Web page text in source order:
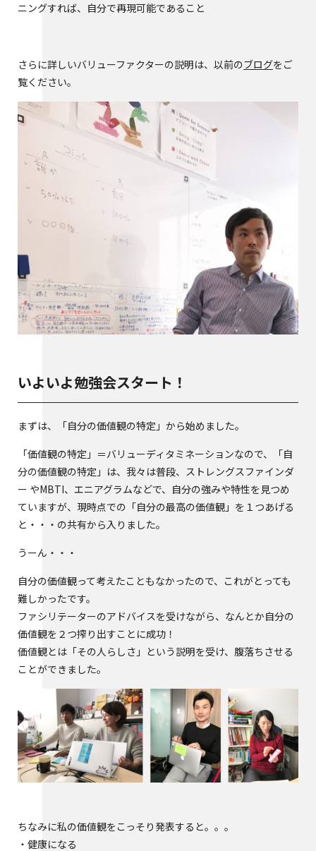
ニングすれば、自分で再現可能であること
さらに詳しいバリューファクターの説明は、以前のブログをご
覧ください。
いよいよ勉強会スタート！
まずは、「自分の価値観の特定」から始めました。
「価値観の特定」＝バリューディタミネーションなので、「自
分の価値観の特定」は、我々は普段、ストレングスファインダ
ー やMBTI、エニアグラムなどで、自分の強みや特性を見つめ
ていますが、現時点での「自分の最高の価値観」を１つあげる
と・・・の共有から入りました。
うーん・・・
自分の価値観って考えたこともなかったので、これがとっても
難しかったです。
ファシリテーターのアドバイスを受けながら、なんとか自分の
価値観を２つ搾り出すことに成功！
価値観とは「その人らしさ」という説明を受け、腹落ちさせる
ことができました。
ちなみに私の価値観をこっそり発表すると。。。
・健康になる